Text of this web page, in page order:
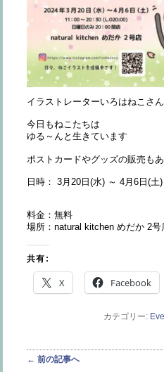
イラストレーターいろはねこさ
今日もねこたちは
ゆる～んと生きています
ポストカードやグッズの販売もあ
日時： 3月20日(水) ～ 4月6日(土)
料金：無料
場所：natural kitchen めだか 2号
共有:
X Facebook
カテゴリー:
投稿ナビゲーション
← 前の記事へ